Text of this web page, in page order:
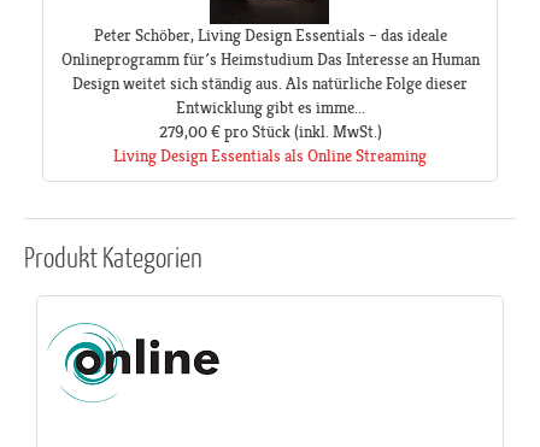
Peter Schöber, Living Design Essentials – das ideale
Onlineprogramm für´s Heimstudium Das Interesse an Human
Design weitet sich ständig aus. Als natürliche Folge dieser
Entwicklung gibt es imme...
279,00 € pro Stück(inkl. MwSt.)
Living Design Essentials als Online Streaming
ProduktKategorien